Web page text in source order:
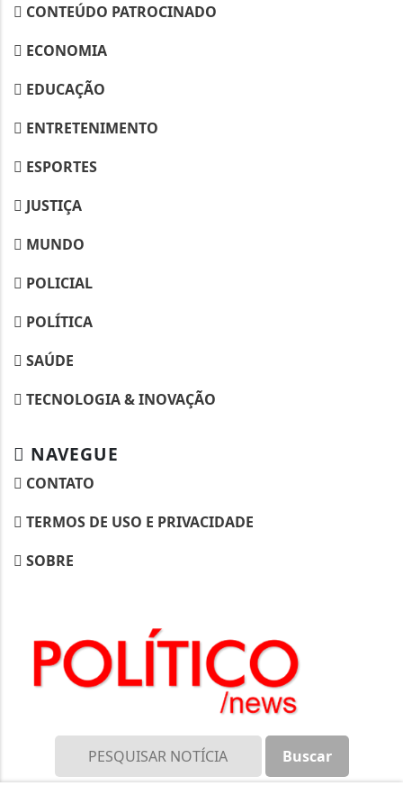
CONTEÚDO PATROCINADO
ECONOMIA
EDUCAÇÃO
ENTRETENIMENTO
ESPORTES
JUSTIÇA
MUNDO
POLICIAL
POLÍTICA
SAÚDE
TECNOLOGIA & INOVAÇÃO
NAVEGUE
CONTATO
TERMOS DE USO E PRIVACIDADE
SOBRE